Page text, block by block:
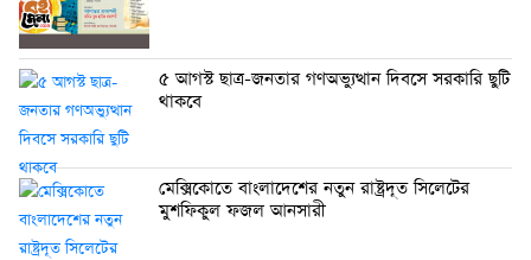
৫ আগস্ট ছাত্র-জনতার গণঅভ্যুত্থান দিবসে সরকারি ছুটি
থাকবে
মেক্সিকোতে বাংলাদেশের নতুন রাষ্ট্রদূত সিলেটের
মুশফিকুল ফজল আনসারী